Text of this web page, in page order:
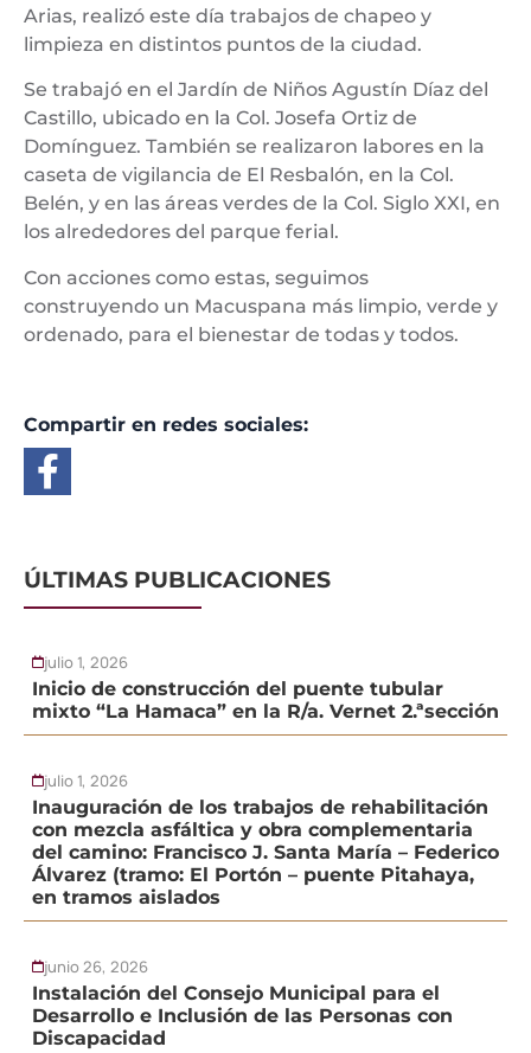
Arias, realizó este día trabajos de chapeo y
limpieza en distintos puntos de la ciudad.
Se trabajó en el Jardín de Niños Agustín Díaz del
Castillo, ubicado en la Col. Josefa Ortiz de
Domínguez. También se realizaron labores en la
caseta de vigilancia de El Resbalón, en la Col.
Belén, y en las áreas verdes de la Col. Siglo XXI, en
los alrededores del parque ferial.
Con acciones como estas, seguimos
construyendo un Macuspana más limpio, verde y
ordenado, para el bienestar de todas y todos.
Compartir en redes sociales:
ÚLTIMAS PUBLICACIONES
julio 1, 2026
Inicio de construcción del puente tubular
mixto “La Hamaca” en la R/a. Vernet 2.ªsección
julio 1, 2026
Inauguración de los trabajos de rehabilitación
con mezcla asfáltica y obra complementaria
del camino: Francisco J. Santa María – Federico
Álvarez (tramo: El Portón – puente Pitahaya,
en tramos aislados
junio 26, 2026
Instalación del Consejo Municipal para el
Desarrollo e Inclusión de las Personas con
Discapacidad